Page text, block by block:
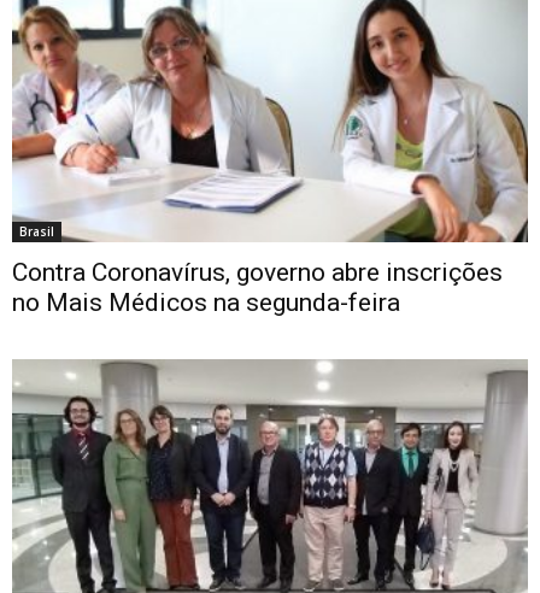
Brasil
Contra Coronavírus, governo abre inscrições
no Mais Médicos na segunda-feira